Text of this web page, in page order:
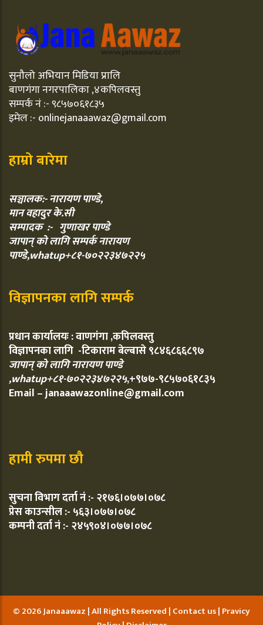
सुनौलो अभियान मिडिया प्रालि
बाणगंगा नगरपालिका ,४कपिलवस्तु
सम्पर्क नं :- ९८५७०६१८३५
इमेल :- onlinejanaaawaz@gmail.com
हाम्रो बारेमा
सञ्चालक:- नारायण पाण्डे,
मान वहादुर के.सी
सम्पादक :- गुणाखर पाण्डे
जापान् को लागि सम्पर्क नारायण
पाण्डे,whatup+८१-७०२२३४७२२५
विज्ञापनका लागि सम्पर्क
प्रधान कार्यालयः : वाणगंगा ,कपिलवस्तु
विज्ञापनका लागि -टिकाराम बेल्बासे ९८४६८६६८९७
जापान् को लागि नारायण पाण्डे
,whatup+८१-७०२२३४७२२५,+९७७-९८५७०६१८३५
Email – janaaawazonline@gmail.com
हामी रुपमा छौ
सुचना विभाग दर्ता नं :- २१७६।०७७।०७८
प्रेस काउन्सील :- ५६३।०७७।०७८
कम्पनी दर्ता नं :- २४५९०४।०७७।०७८
© 2026 Janaaawaz | All Rights Reserved | Contact us| Pravicy